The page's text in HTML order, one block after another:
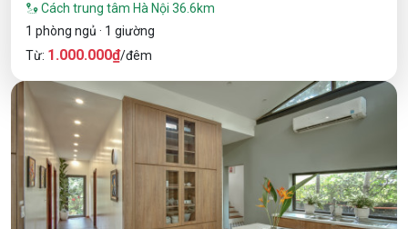
Cách trung tâm Hà Nội 36.6km
1 phòng ngủ · 1 giường
Từ: 1.000.000₫/đêm